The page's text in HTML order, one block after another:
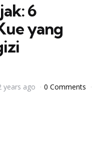
6
yang
years ago 0 Comments